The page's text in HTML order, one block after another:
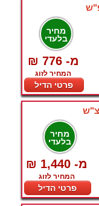
מחיר
בלעדי
₪ 776 -מ
המחיר לזוג
פרטי הדיל
מחיר
בלעדי
₪ 1,440 -מ
המחיר לזוג
פרטי הדיל